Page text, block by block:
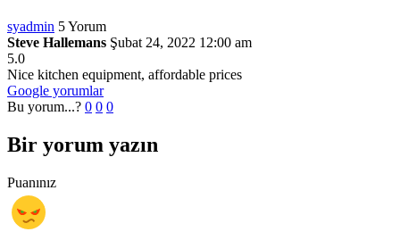
syadmin 5 Yorum
Steve Hallemans Şubat 24, 2022 12:00 am
5.0
Nice kitchen equipment, affordable prices
Google yorumlar
Bu yorum...? 0 0 0
Bir yorum yazın
Puanınız